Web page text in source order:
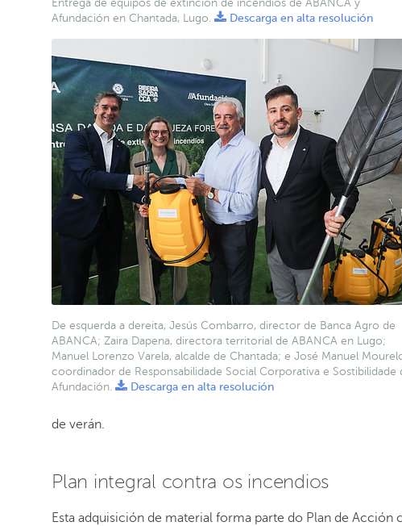
Entrega de equipos de extinción de incendios de ABANCA y
Afundación en Chantada, Lugo.
Descarga en alta resolución
De esquerda a dereita, Jesús Combarro, director de Banca Agro de
ABANCA; Zaira Dapena, directora territorial de ABANCA en Lugo;
Manuel Lorenzo Varela, alcalde de Chantada; e José Manuel
coordinador de Responsabilidade Social Corporativa e Sostibilidade
Afundación.
Descarga en alta resolución
de verán.
Plan integral contra os incendios
Esta adquisición de material forma parte do Plan de